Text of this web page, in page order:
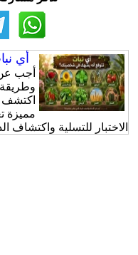
أي
وطريقة
اكتشف
مميزة
الاختبار للتسلية